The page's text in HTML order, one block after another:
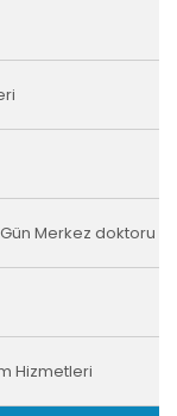
Merkez doktoru
Hizmetleri